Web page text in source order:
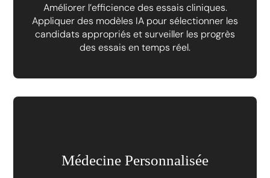
Améliorer l’efficience des essais cliniques.
Appliquer des modèles IA pour sélectionner les
candidats appropriés et surveiller les progrès
des essais en temps réel.
Médecine Personnalisée